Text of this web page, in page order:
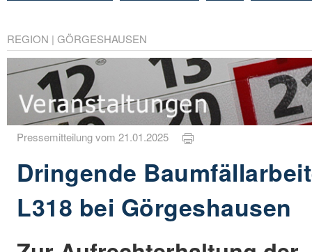
REGION | GÖRGESHAUSEN
Pressemitteilung vom 21.01.2025
Dringende
L318 bei Görgeshausen